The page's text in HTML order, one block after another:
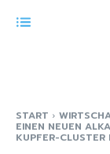
START
EINEN NEUEN
KUPFER-CLUSTER